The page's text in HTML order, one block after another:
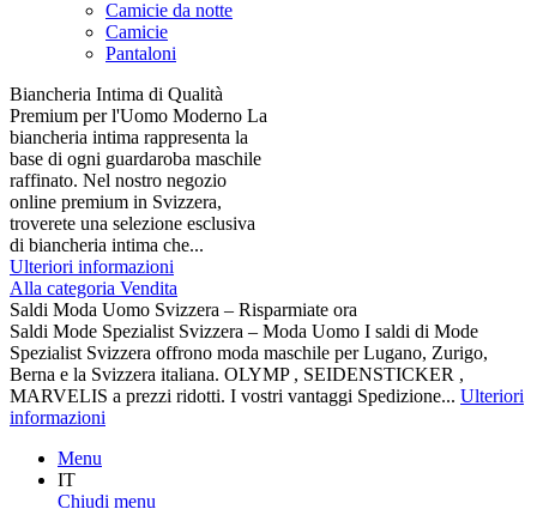
Camicie da notte
Camicie
Pantaloni
Biancheria Intima di Qualità
Premium per l'Uomo Moderno La
biancheria intima rappresenta la
base di ogni guardaroba maschile
raffinato. Nel nostro negozio
online premium in Svizzera,
troverete una selezione esclusiva
di biancheria intima che...
Ulteriori informazioni
Alla categoria Vendita
Saldi Moda Uomo Svizzera – Risparmiate ora
Saldi Mode Spezialist Svizzera – Moda Uomo I saldi di Mode
Spezialist Svizzera offrono moda maschile per Lugano, Zurigo,
Berna e la Svizzera italiana. OLYMP , SEIDENSTICKER ,
MARVELIS a prezzi ridotti. I vostri vantaggi Spedizione... Ulteriori
informazioni
Menu
IT
Chiudi menu